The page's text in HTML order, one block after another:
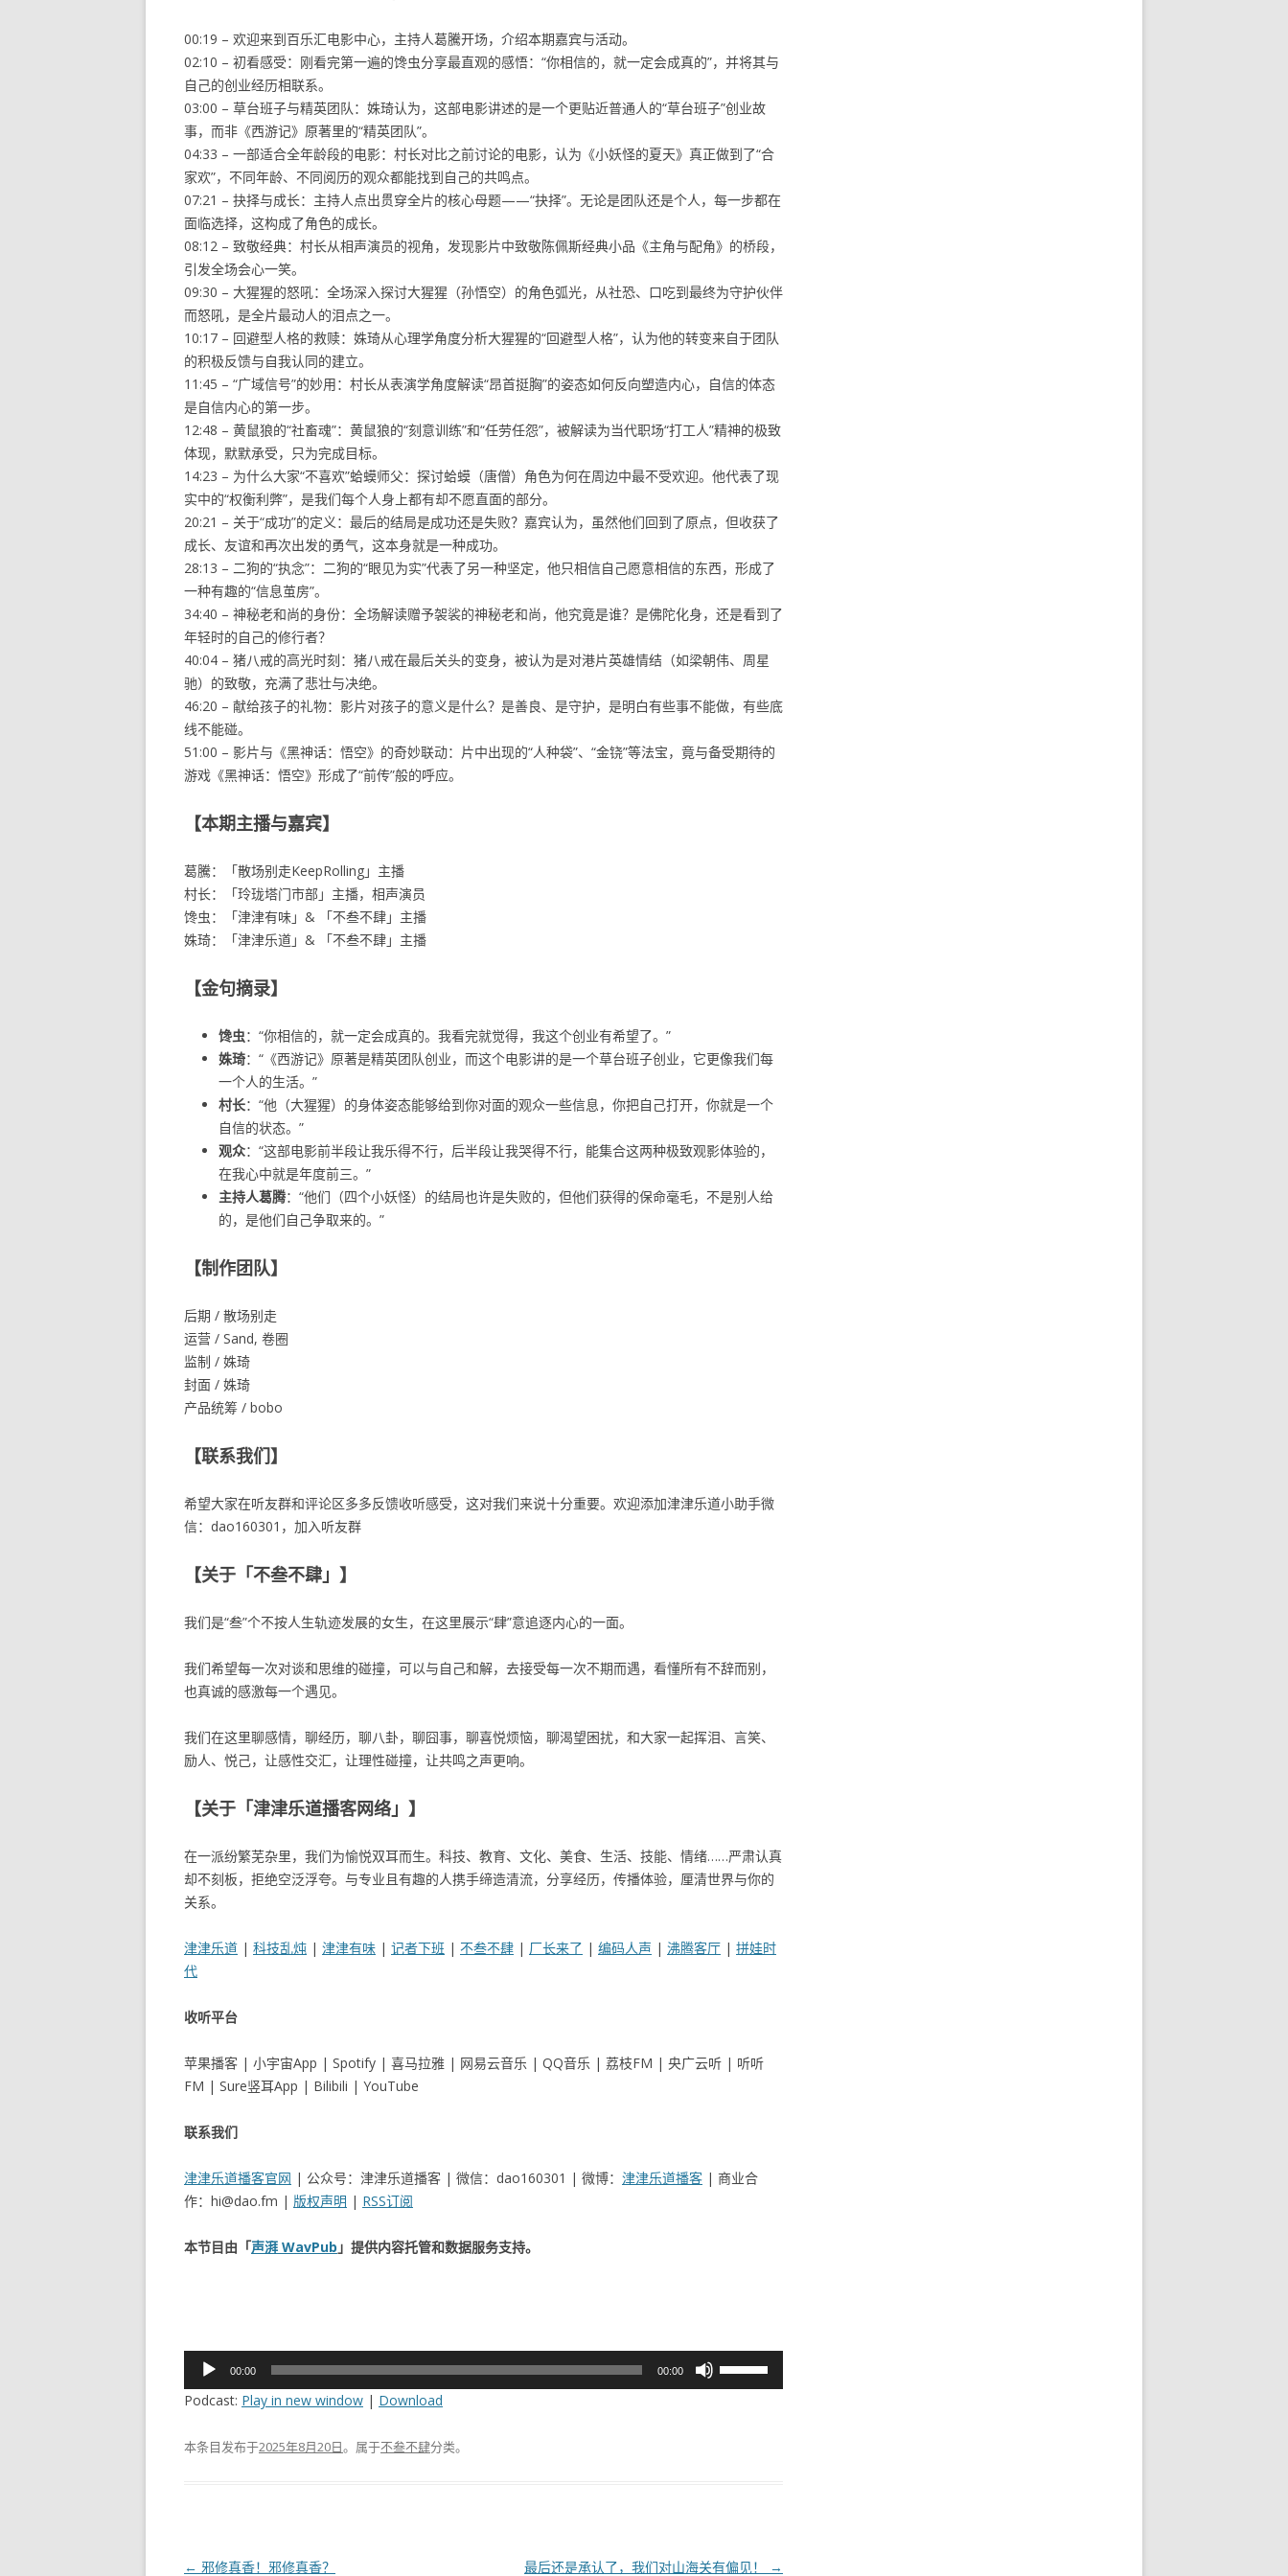
00:19 – 欢迎来到百乐汇电影中心，主持人葛騰开场，介绍本期嘉宾与活动。
02:10 – 初看感受：刚看完第一遍的馋虫分享最直观的感悟：“你相信的，就一定会成真的”，并将其与
自己的创业经历相联系。
03:00 – 草台班子与精英团队：姝琦认为，这部电影讲述的是一个更贴近普通人的“草台班子”创业故
事，而非《西游记》原著里的“精英团队”。
04:33 – 一部适合全年龄段的电影：村长对比之前讨论的电影，认为《小妖怪的夏天》真正做到了“合
家欢”，不同年龄、不同阅历的观众都能找到自己的共鸣点。
07:21 – 抉择与成长：主持人点出贯穿全片的核心母题——“抉择”。无论是团队还是个人，每一步都在
面临选择，这构成了角色的成长。
08:12 – 致敬经典：村长从相声演员的视角，发现影片中致敬陈佩斯经典小品《主角与配角》的桥段，
引发全场会心一笑。
09:30 – 大猩猩的怒吼：全场深入探讨大猩猩（孙悟空）的角色弧光，从社恐、口吃到最终为守护伙伴
而怒吼，是全片最动人的泪点之一。
10:17 – 回避型人格的救赎：姝琦从心理学角度分析大猩猩的“回避型人格”，认为他的转变来自于团队
的积极反馈与自我认同的建立。
11:45 – “广域信号”的妙用：村长从表演学角度解读“昂首挺胸”的姿态如何反向塑造内心，自信的体态
是自信内心的第一步。
12:48 – 黄鼠狼的“社畜魂”：黄鼠狼的“刻意训练”和“任劳任怨”，被解读为当代职场“打工人”精神的极致
体现，默默承受，只为完成目标。
14:23 – 为什么大家“不喜欢”蛤蟆师父：探讨蛤蟆（唐僧）角色为何在周边中最不受欢迎。他代表了现
实中的“权衡利弊”，是我们每个人身上都有却不愿直面的部分。
20:21 – 关于“成功”的定义：最后的结局是成功还是失败？嘉宾认为，虽然他们回到了原点，但收获了
成长、友谊和再次出发的勇气，这本身就是一种成功。
28:13 – 二狗的“执念”：二狗的“眼见为实”代表了另一种坚定，他只相信自己愿意相信的东西，形成了
一种有趣的“信息茧房”。
34:40 – 神秘老和尚的身份：全场解读赠予袈裟的神秘老和尚，他究竟是谁？是佛陀化身，还是看到了
年轻时的自己的修行者？
40:04 – 猪八戒的高光时刻：猪八戒在最后关头的变身，被认为是对港片英雄情结（如梁朝伟、周星
驰）的致敬，充满了悲壮与决绝。
46:20 – 献给孩子的礼物：影片对孩子的意义是什么？是善良、是守护，是明白有些事不能做，有些底
线不能碰。
51:00 – 影片与《黑神话：悟空》的奇妙联动：片中出现的“人种袋”、“金铙”等法宝，竟与备受期待的
游戏《黑神话：悟空》形成了“前传”般的呼应。
【本期主播与嘉宾】
葛騰：「散场别走KeepRolling」主播
村长：「玲珑塔门市部」主播，相声演员
馋虫：「津津有味」& 「不叁不肆」主播
姝琦：「津津乐道」& 「不叁不肆」主播
【金句摘录】
馋虫：“你相信的，就一定会成真的。我看完就觉得，我这个创业有希望了。”
姝琦：“《西游记》原著是精英团队创业，而这个电影讲的是一个草台班子创业，它更像我们每
一个人的生活。”
村长：“他（大猩猩）的身体姿态能够给到你对面的观众一些信息，你把自己打开，你就是一个
自信的状态。”
观众：“这部电影前半段让我乐得不行，后半段让我哭得不行，能集合这两种极致观影体验的，
在我心中就是年度前三。”
主持人葛腾：“他们（四个小妖怪）的结局也许是失败的，但他们获得的保命毫毛，不是别人给
的，是他们自己争取来的。”
【制作团队】
后期 / 散场别走
运营 / Sand, 卷圈
监制 / 姝琦
封面 / 姝琦
产品统筹 / bobo
【联系我们】
希望大家在听友群和评论区多多反馈收听感受，这对我们来说十分重要。欢迎添加津津乐道小助手微
信：dao160301，加入听友群
【关于「不叁不肆」】
我们是“叁”个不按人生轨迹发展的女生，在这里展示“肆”意追逐内心的一面。
我们希望每一次对谈和思维的碰撞，可以与自己和解，去接受每一次不期而遇，看懂所有不辞而别，
也真诚的感激每一个遇见。
我们在这里聊感情，聊经历，聊八卦，聊囧事，聊喜悦烦恼，聊渴望困扰，和大家一起挥泪、言笑、
励人、悦己，让感性交汇，让理性碰撞，让共鸣之声更响。
【关于「津津乐道播客网络」】
在一派纷繁芜杂里，我们为愉悦双耳而生。科技、教育、文化、美食、生活、技能、情绪……严肃认真
却不刻板，拒绝空泛浮夸。与专业且有趣的人携手缔造清流，分享经历，传播体验，厘清世界与你的
关系。
津津乐道 | 科技乱炖 | 津津有味 | 记者下班 | 不叁不肆 | 厂长来了 | 编码人声 | 沸腾客厅 | 拼娃时
代
收听平台
苹果播客 | 小宇宙App | Spotify | 喜马拉雅 | 网易云音乐 | QQ音乐 | 荔枝FM | 央广云听 | 听听
FM | Sure竖耳App | Bilibili | YouTube
联系我们
津津乐道播客官网 | 公众号：津津乐道播客 | 微信：dao160301 | 微博： 津津乐道播客 | 商业合
作：hi@dao.fm | 版权声明 | RSS订阅
本节目由「声湃 WavPub 」提供内容托管和数据服务支持。
播
器
00:00 00:00
高
Podcast: Play in new window | Download
本条目发布于2025年8月20日。属于不叁不肆分类。
文
← 邪修真香！邪修真香？ 最后还是承认了，我们对山海关有偏见！ →